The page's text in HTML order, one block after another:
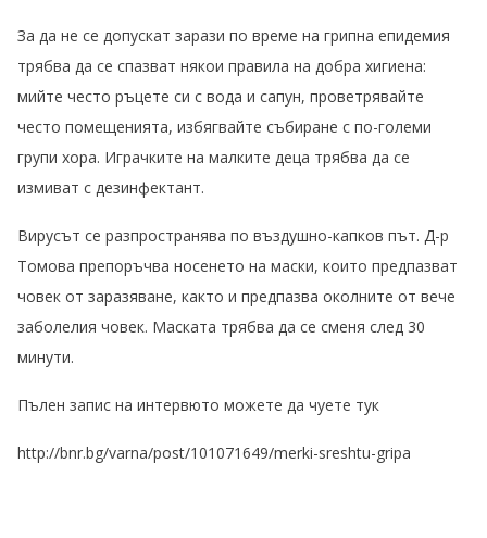
За да не се допускат зарази по време на грипна епидемия
трябва да се спазват някои правила на добра хигиена:
мийте често ръцете си с вода и сапун, проветрявайте
често помещенията, избягвайте събиране с по-големи
групи хора. Играчките на малките деца трябва да се
измиват с дезинфектант.
Вирусът се разпространява по въздушно-капков път. Д-р
Томова препоръчва носенето на маски, които предпазват
човек от заразяване, както и предпазва околните от вече
заболелия човек. Маската трябва да се сменя след 30
минути.
Пълен запис на интервюто можете да чуете тук
http://bnr.bg/varna/post/101071649/merki-sreshtu-gripa